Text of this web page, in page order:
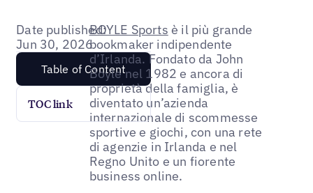
Date published:
Jun 30, 2026
Table of Content
TOC link
BOYLE Sports è il più grande
bookmaker indipendente
d’Irlanda. Fondato da John
Boyle nel 1982 e ancora di
proprietà della famiglia, è
diventato un’azienda
internazionale di scommesse
sportive e giochi, con una rete
di agenzie in Irlanda e nel
Regno Unito e un fiorente
business online.